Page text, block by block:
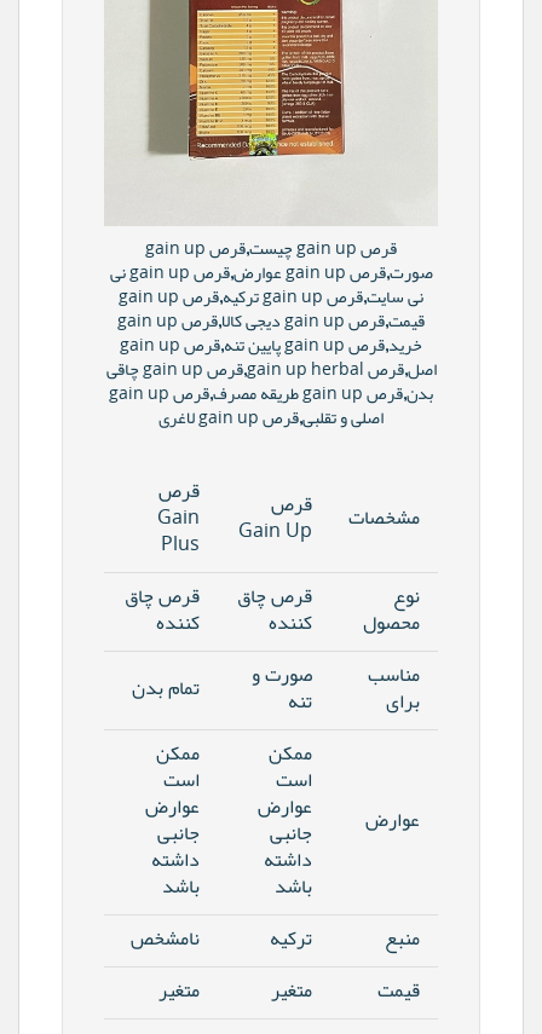
قرص gain up چیست,قرص gain up
صورت,قرص gain up عوارض,قرص gain up نی
نی سایت,قرص gain up ترکیه,قرص gain up
قیمت,قرص gain up دیجی کالا,قرص gain up
خرید,قرص gain up پایین تنه,قرص gain up
اصل,قرص gain up herbal,قرص gain up چاقی
بدن,قرص gain up طریقه مصرف,قرص gain up
اصلی و تقلبی,قرص gain up لاغری
مشخصات
Gain Up
Gain
محصول
قرص چاق
قرص چاق
مناسب
صورت و
تمام بدن
عوارض
عوارض
عوارض
نامشخص